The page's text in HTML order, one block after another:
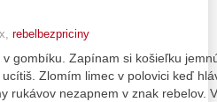
rebelbezpriciny
gombíku. Zapínam si košieľku
Zlomím limec v polovici keď
rukávov nezapnem v znak rebelov.